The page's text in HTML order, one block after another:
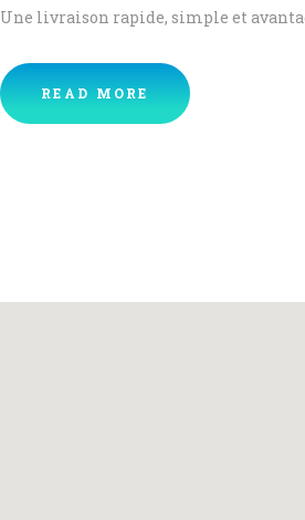
Une livraison rapide, simple et
READ MORE